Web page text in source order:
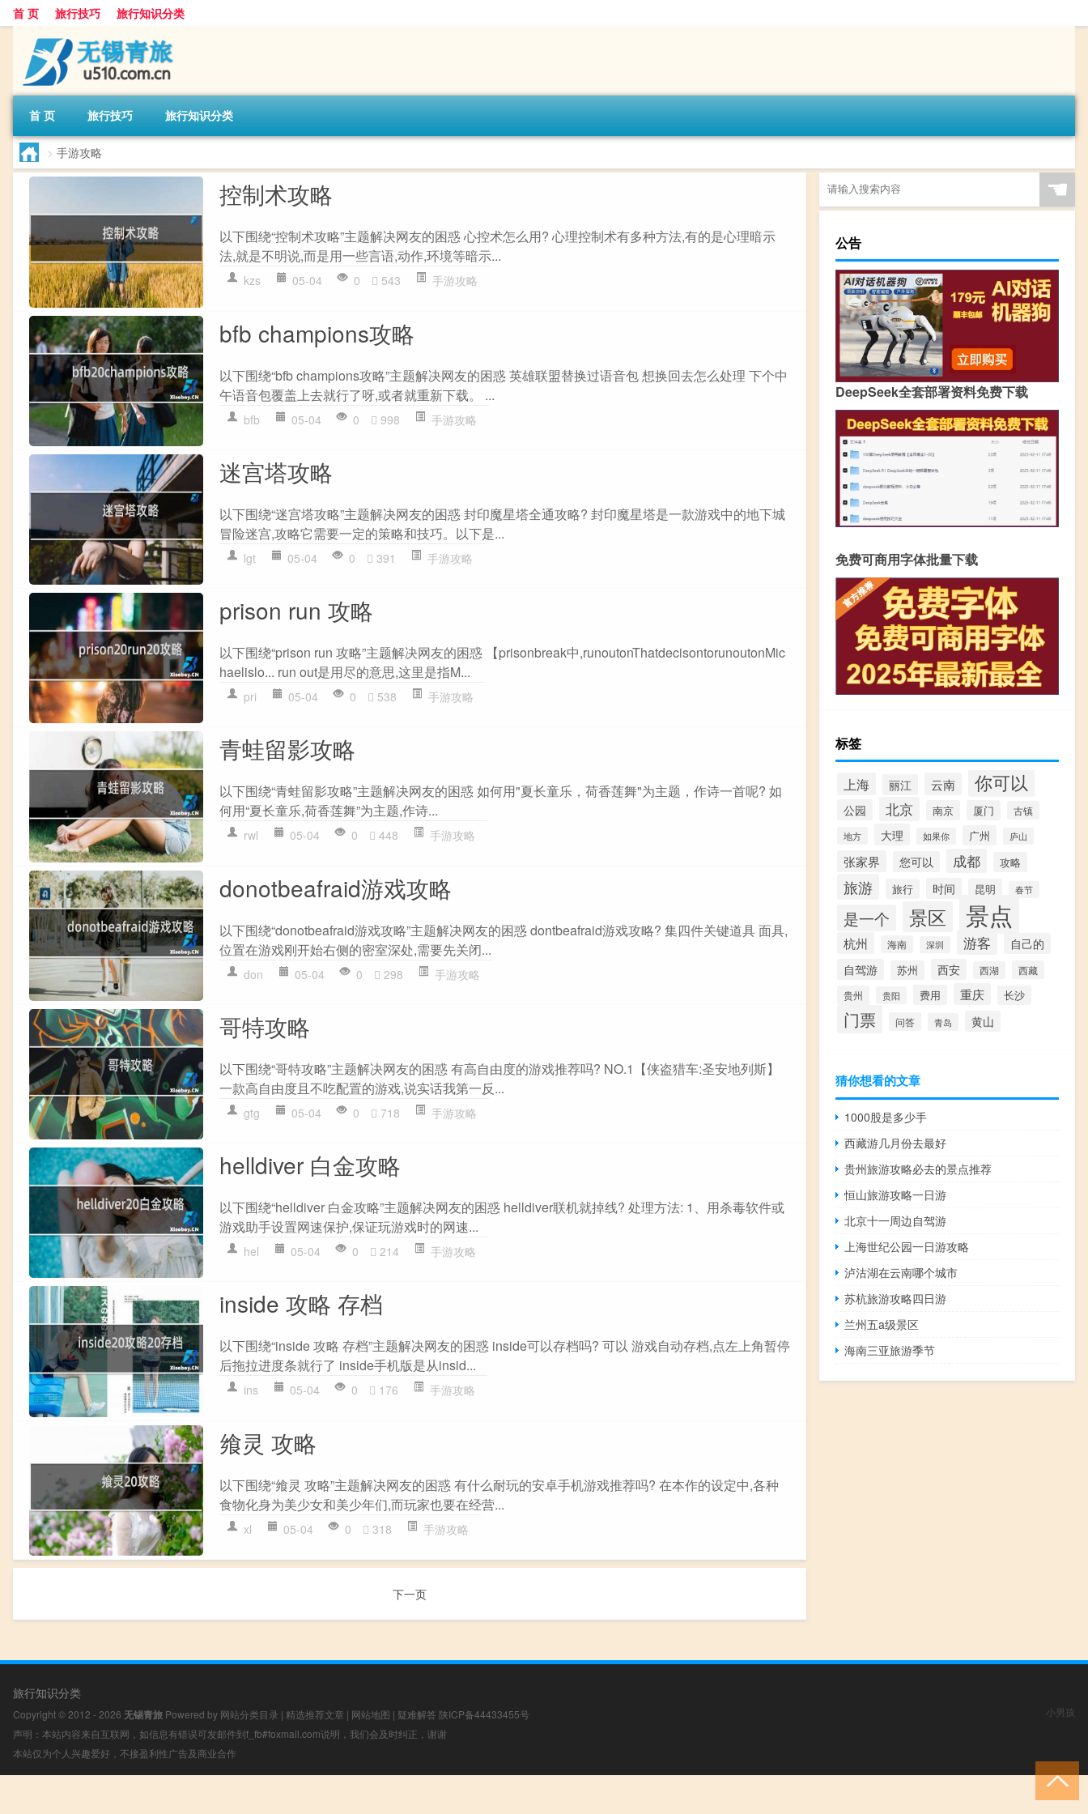
首 页 旅行技巧 旅行知识分类
首 页 旅行技巧 旅行知识分类
> 手游攻略
控制术攻略
以下围绕“控制术攻略”主题解决网友的困惑 心控术怎么用? 心理控制术有多种方法,有的是心理暗示
法,就是不明说,而是用一些言语,动作,环境等暗示...
kzs 05-04 0 543 手游攻略
bfb champions攻略
以下围绕“bfb champions攻略”主题解决网友的困惑 英雄联盟替换过语音包 想换回去怎么处理 下个中
午语音包覆盖上去就行了呀,或者就重新下载。 ...
bfb 05-04 0 998 手游攻略
迷宫塔攻略
以下围绕“迷宫塔攻略”主题解决网友的困惑 封印魔星塔全通攻略? 封印魔星塔是一款游戏中的地下城
冒险迷宫,攻略它需要一定的策略和技巧。以下是...
lgt 05-04 0 391 手游攻略
prison run 攻略
以下围绕“prison run 攻略”主题解决网友的困惑 【prisonbreak中,runoutonThatdecisontorunoutonMic
haelislo... run out是用尽的意思,这里是指M...
pri 05-04 0 538 手游攻略
青蛙留影攻略
以下围绕“青蛙留影攻略”主题解决网友的困惑 如何用"夏长童乐，荷香莲舞"为主题，作诗一首呢? 如
何用“夏长童乐,荷香莲舞”为主题,作诗...
rwl 05-04 0 448 手游攻略
donotbeafraid游戏攻略
以下围绕“donotbeafraid游戏攻略”主题解决网友的困惑 dontbeafraid游戏攻略? 集四件关键道具 面具,
位置在游戏刚开始右侧的密室深处,需要先关闭...
don 05-04 0 298 手游攻略
哥特攻略
以下围绕“哥特攻略”主题解决网友的困惑 有高自由度的游戏推荐吗? NO.1【侠盗猎车:圣安地列斯】
一款高自由度且不吃配置的游戏,说实话我第一反...
gtg 05-04 0 718 手游攻略
helldiver 白金攻略
以下围绕“helldiver 白金攻略”主题解决网友的困惑 helldiver联机就掉线? 处理方法: 1、用杀毒软件或
游戏助手设置网速保护,保证玩游戏时的网速...
hel 05-04 0 214 手游攻略
inside 攻略 存档
以下围绕“inside 攻略 存档”主题解决网友的困惑 inside可以存档吗? 可以 游戏自动存档,点左上角暂停
后拖拉进度条就行了 inside手机版是从insid...
ins 05-04 0 176 手游攻略
飨灵 攻略
以下围绕“飨灵 攻略”主题解决网友的困惑 有什么耐玩的安卓手机游戏推荐吗? 在本作的设定中,各种
食物化身为美少女和美少年们,而玩家也要在经营...
xl 05-04 0 318 手游攻略
下一页
☚
公告
DeepSeek全套部署资料免费下载
免费可商用字体批量下载
标签
上海 丽江 云南 你可以
公园 北京 南京 厦门 古镇
地方 大理 如果你 广州 庐山
张家界 您可以 成都 攻略
旅游 旅行 时间 昆明 春节
是一个 景区 景点
杭州 海南 深圳 游客
自己的
自驾游
苏州 西安 西湖 西藏
贵州 贵阳 费用 重庆 长沙
门票 问答 青岛 黄山
猜你想看的文章
1000股是多少手
西藏游几月份去最好
贵州旅游攻略必去的景点推荐
恒山旅游攻略一日游
北京十一周边自驾游
上海世纪公园一日游攻略
泸沽湖在云南哪个城市
苏杭旅游攻略四日游
兰州五a级景区
海南三亚旅游季节
旅行知识分类
Copyright © 2012 - 2026 无锡青旅 Powered by 网站分类目录 | 精选推荐文章 | 网站地图 | 疑难解答 陕ICP备44433455号
声明：本站内容来自互联网，如信息有错误可发邮件到f_fb#foxmail.com说明，我们会及时纠正，谢谢
本站仅为个人兴趣爱好，不接盈利性广告及商业合作
小男孩